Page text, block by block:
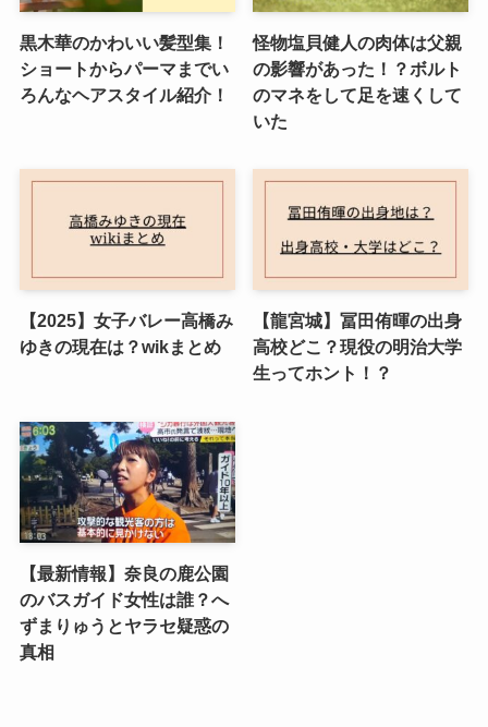
黒木華のかわいい髪型集！
ショートからパーマまでい
ろんなヘアスタイル紹介！
怪物塩貝健人の肉体は父親
の影響があった！？ボルト
のマネをして足を速くして
いた
【2025】女子バレー高橋み
ゆきの現在は？wikまとめ
【龍宮城】冨田侑暉の出身
高校どこ？現役の明治大学
生ってホント！？
【最新情報】奈良の鹿公園
のバスガイド女性は誰？へ
ずまりゅうとヤラセ疑惑の
真相